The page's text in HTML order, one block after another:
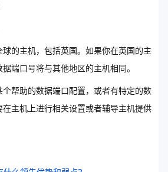
的主机，包括英国。如果你在英国的主
端口号将与其他地区的主机相同。
帮助的数据端口配置，或者有特定的数
主机上进行相关设置或者辅导主机提供